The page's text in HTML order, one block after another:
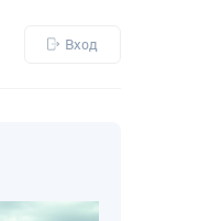
Вход